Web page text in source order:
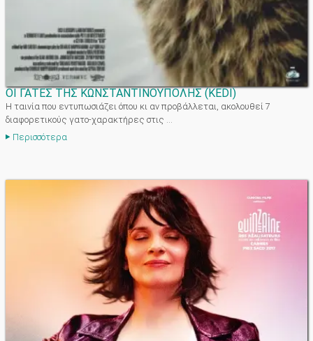
ΟΙ ΓΑΤΕΣ ΤΗΣ ΚΩΝΣΤΑΝΤΙΝΟΥΠΟΛΗΣ(KEDI)
Η ταινία που εντυπωσιάζει όπου κι αν προβάλλεται, ακολουθεί 7
διαφορετικούς γατο-χαρακτήρες στις ...
Περισσότερα